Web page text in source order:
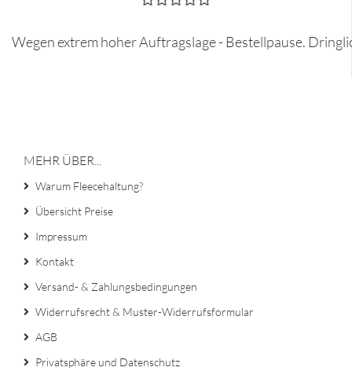
Wegen extrem hoher Auftragslage - Bestellpause.
MEHR ÜBER...
Warum Fleecehaltung?
Übersicht Preise
Impressum
Kontakt
Versand- & Zahlungsbedingungen
Widerrufsrecht & Muster-Widerrufsformular
AGB
Privatsphäre und Datenschutz